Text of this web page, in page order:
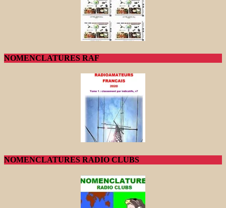
NOMENCLATURES RAF
NOMENCLATURES RADIO CLUBS